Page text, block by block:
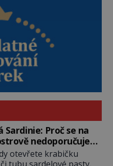
Sardinie: Proč se na
nedoporučuje
brambory“?
otevřete krabičku